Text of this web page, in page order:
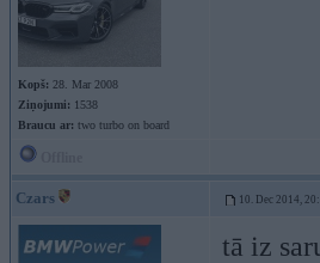
Kopš: 28. Mar 2008
Ziņojumi: 1538
Braucu ar: two turbo on board
Czars 10. Dec 2014,
tā iz